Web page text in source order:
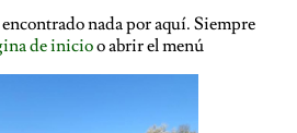
nada por aquí. Siempre
de inicioo abrir el menú